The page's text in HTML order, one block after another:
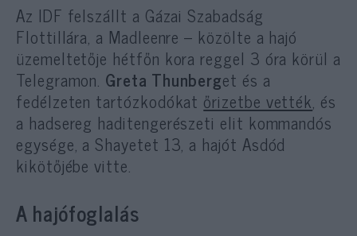
Az IDF felszállt a Gázai Szabadság
Flottillára, a Madleenre – közölte a hajó
üzemeltetője hétfőn kora reggel 3 óra körül a
Telegramon. Greta Thunberget és a
fedélzeten tartózkodókat őrizetbe vették, és
a hadsereg haditengerészeti elit kommandós
egysége, a Shayetet 13, a hajót Asdód
kikötőjébe vitte.
A hajófoglalás